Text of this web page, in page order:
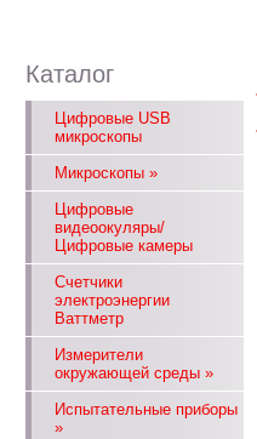
Каталог
Цифровые USB
микроскопы
Микроскопы»
Цифровые
видеоокуляры/
Цифровые камеры
Счетчики
электроэнергии
Ваттметр
Измерители
окружающей среды»
Испытательные приборы
»